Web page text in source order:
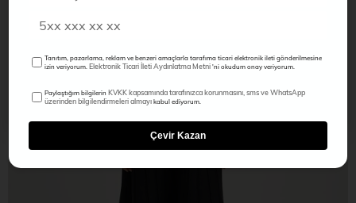
Tanıtım, pazarlama, reklam ve benzeri amaçlarla tarafıma ticari elektronik ileti gönderilmesine
izin veriyorum.Elektronik Ticari İleti Aydınlatma Metni'ni okudum onay veriyorum.
Paylaştığım bilgilerinKVKK kapsamında tarafınızca korunmasını, sms ve WhatsApp
üzerinden bilgilendirmeleri almayıkabul ediyorum.
Çevir Kazan